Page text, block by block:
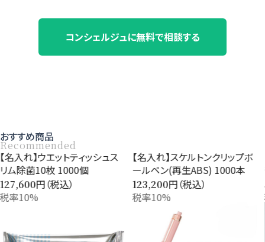
コンシェルジュに無料で相談する
おすすめ商品
Recommended
【名入れ】ウエットティッシュス
リム除菌10枚 1000個
127,600円（税込）
税率10%
【名入れ】スケルトンクリップボ
ールペン(再生ABS) 1000本
123,200円（税込）
税率10%